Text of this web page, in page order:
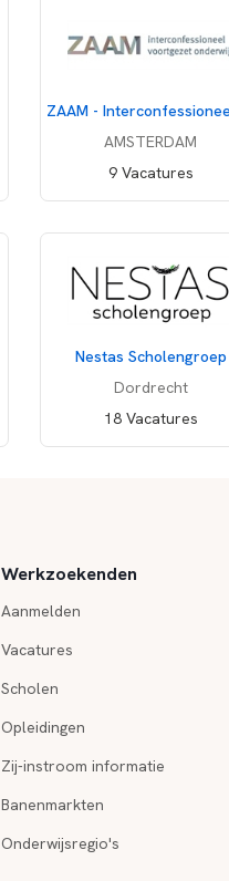
AMSTERDAM
9 Vacatures
Nestas Scholengroep
Dordrecht
18 Vacatures
Werkzoekenden
Aanmelden
Vacatures
Scholen
Opleidingen
Zij-instroom informatie
Banenmarkten
Onderwijsregio's